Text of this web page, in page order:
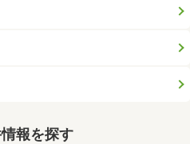
報を探す